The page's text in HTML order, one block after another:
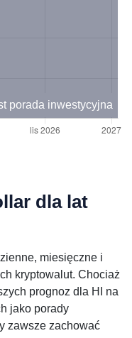
porada inwestycyjna
dla lat
miesięczne i
kryptowalut. Chociaż
prognoz dla HI na
jako porady
zawsze zachować